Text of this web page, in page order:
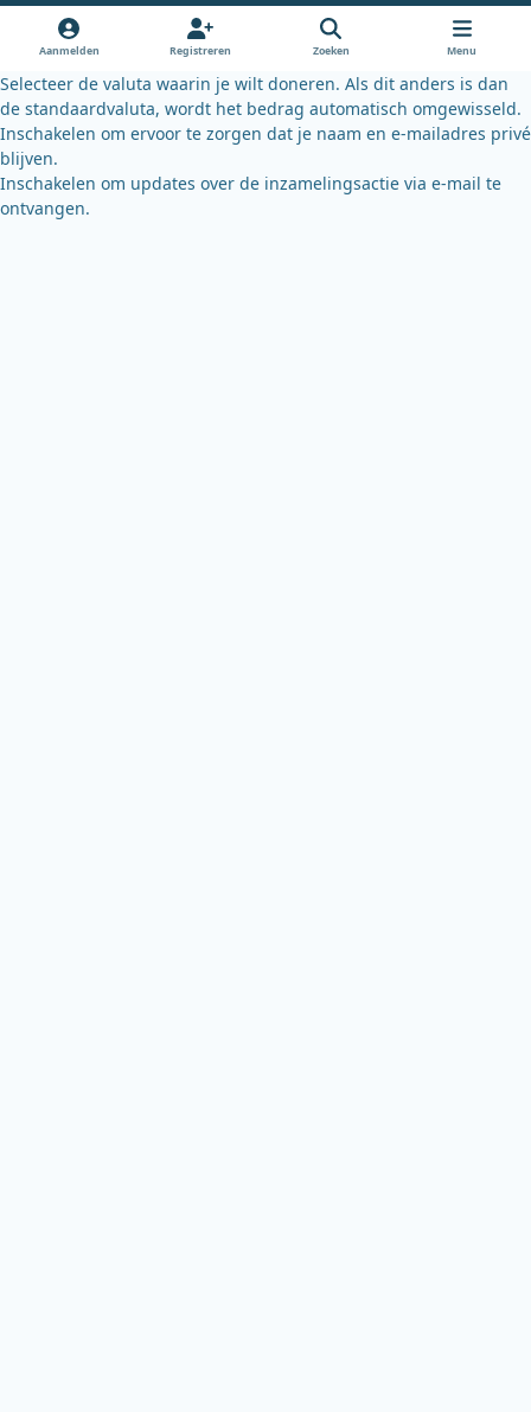
k
k
y
Aanmelden Registreren Zoeken Menu
Selecteer de valuta waarin je wilt doneren. Als dit anders is dan
de standaardvaluta, wordt het bedrag automatisch omgewisseld.
Inschakelen om ervoor te zorgen dat je naam en e-mailadres privé
blijven.
Inschakelen om updates over de inzamelingsactie via e-mail te
ontvangen.